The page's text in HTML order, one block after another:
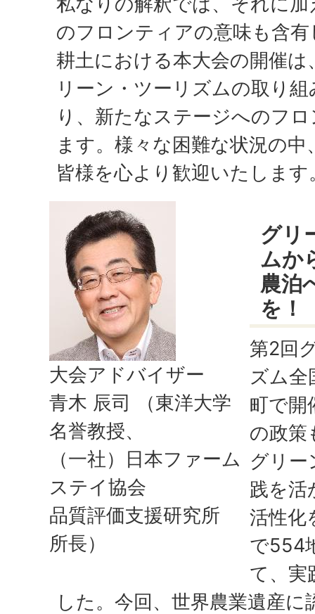
のフロンティアの意味も含
耕土における本大会の開催
リーン・ツーリズムの取り
り、新たなステージへのフ
ます。様々な困難な状況の
皆様を心より歓迎いたします
大会アドバイザー
青木 辰司 （東洋大学
名誉教授、
（一社）日本ファーム
ステイ協会
品質評価支援研究所
所長）
グリ
ムか
農泊
を！
第2回
ズム全
町で開
の政策
グリー
践を活
活性化
で554
て、実
した。今回、世界農業遺産に